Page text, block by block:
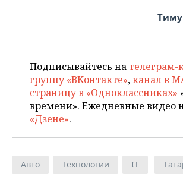
Подписывайтесь на телеграм-
группу «ВКонтакте»,канал в
страницу в «Одноклассниках»
времени». Ежедневные видео
«Дзене».
Авто Технологии IT